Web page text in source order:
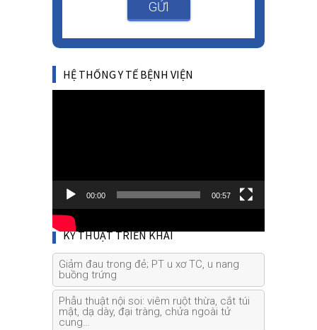
GỬI
HỆ THỐNG Y TẾ BỆNH VIỆN
Video
00:00 00:57
KỸ THUẬT TRIỂN KHAI
Giảm đau trong đẻ; PT u xơ TC, u nang
buồng trứng
Phẫu thuật nội soi: viêm ruột thừa, cắt túi
mật, dạ dày, đại tràng, chửa ngoài tử
cung…